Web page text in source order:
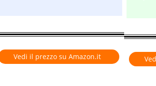
Vedi il prezzo su Amazon.it